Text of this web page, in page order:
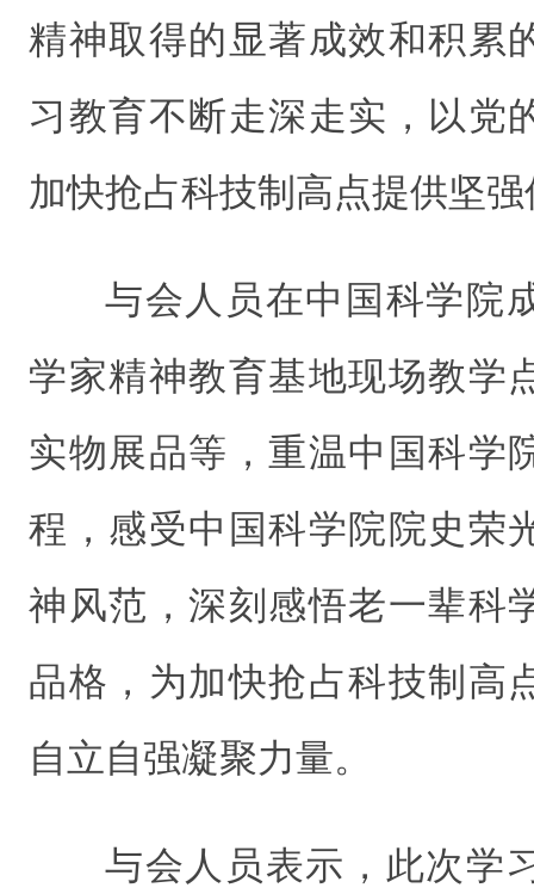
精神取得的显著成效和积累
习教育不断走深走实，以党
加快抢占科技制高点提供坚
与会人员在中国科学院
学家精神教育基地现场教学
实物展品等，重温中国科学
程，感受中国科学院院史荣
神风范，深刻感悟老一辈科
品格，为加快抢占科技制高
自立自强凝聚力量。
与会人员表示，此次学